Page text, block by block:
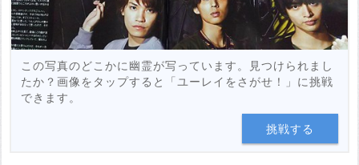
この写真のどこかに幽霊が写っています。見つけられまし
たか？画像をタップすると「ユーレイをさがせ！」に挑戦
できます。
挑戦する